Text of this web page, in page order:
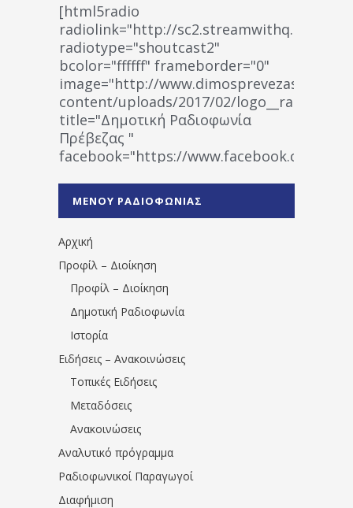
[html5radio
radiolink="http://
radiotype="shoutcast2"
bcolor="ffffff" frameborder="0"
image="http://www.dimosprevezas.gr/wp-
content/uploads/2017/02/
title="Δημοτική Ραδιοφωνία
Πρέβεζας "
facebook="https://www.facebook.com/
1531194763766854/" artist="" ]
ΜΕΝΟΥ ΡΑΔΙΟΦΩΝΙΑΣ
Αρχική
Προφίλ – Διοίκηση
Προφίλ – Διοίκηση
Δημοτική Ραδιοφωνία
Ιστορία
Ειδήσεις – Ανακοινώσεις
Τοπικές Ειδήσεις
Μεταδόσεις
Ανακοινώσεις
Αναλυτικό πρόγραμμα
Ραδιοφωνικοί Παραγωγοί
Διαφήμιση